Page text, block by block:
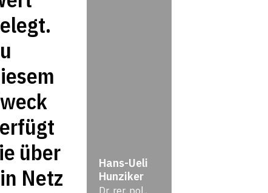
über
Netz
Hans-Ueli
Hunziker
Dr. rer. pol.,